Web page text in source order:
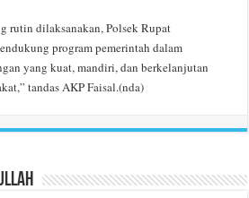
rutin dilaksanakan, Polsek Rupat
program pemerintah dalam
yang kuat, mandiri, dan berkelanjutan
tandas AKP Faisal.(nda)